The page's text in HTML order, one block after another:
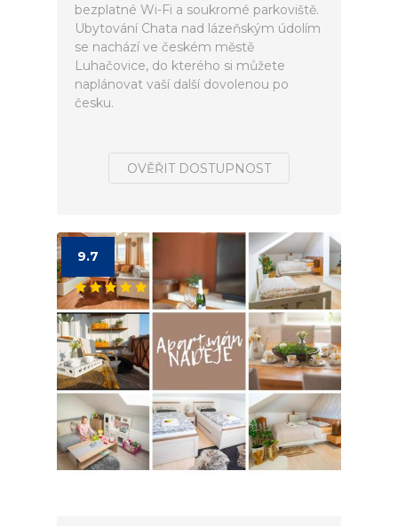
bezplatné Wi-Fi a soukromé parkoviště.
Ubytování Chata nad lázeňským údolím
se nachází ve českém městě
Luhačovice, do kterého si můžete
naplánovat vaší další dovolenou po
česku.
OVĚŘIT DOSTUPNOST
9.7